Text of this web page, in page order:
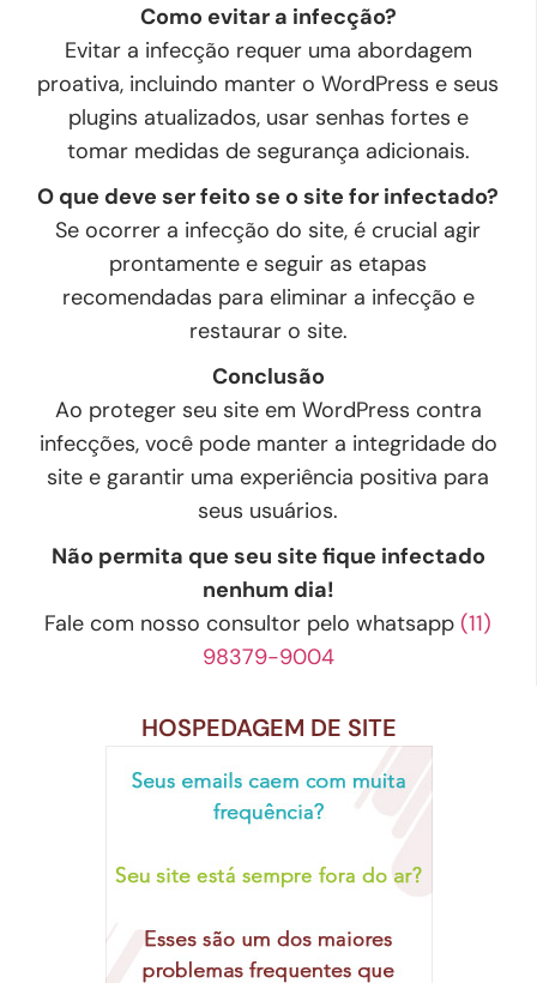
Como evitar a infecção?
Evitar a infecção requer uma abordagem
proativa, incluindo manter o WordPress e seus
plugins atualizados, usar senhas fortes e
tomar medidas de segurança adicionais.
O que deve ser feito se o site for infectado?
Se ocorrer a infecção do site, é crucial agir
prontamente e seguir as etapas
recomendadas para eliminar a infecção e
restaurar o site.
Conclusão
Ao proteger seu site em WordPress contra
infecções, você pode manter a integridade do
site e garantir uma experiência positiva para
seus usuários.
Não permita que seu site fique infectado
nenhum dia!
Fale com nosso consultor pelo whatsapp (11)
98379-9004
HOSPEDAGEM DE SITE